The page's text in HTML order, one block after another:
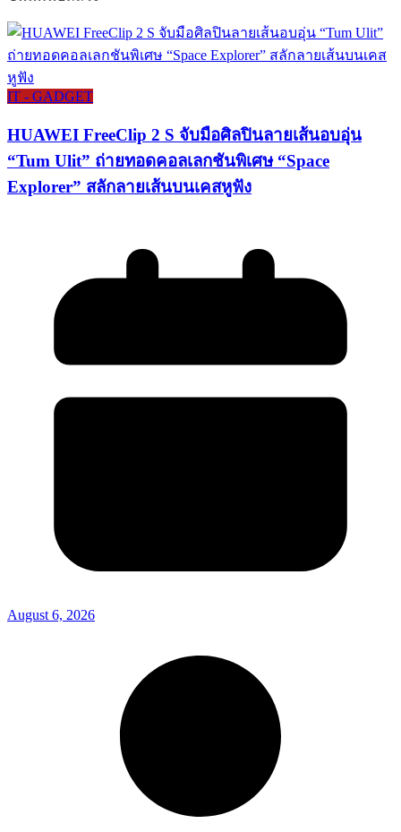
IT - GADGET
HUAWEI FreeClip 2 S จับมือศิลปินลายเส้นอบอุ่น
“Tum Ulit” ถ่ายทอดคอลเลกชันพิเศษ “Space
Explorer” สลักลายเส้นบนเคสหูฟัง
August 6, 2026